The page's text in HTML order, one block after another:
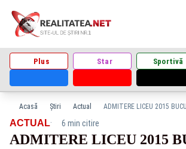
Plus Star Sportivă
Acasă Știri Actual
ACTUAL· 6 min citire
ADMITERE LICEU 2015